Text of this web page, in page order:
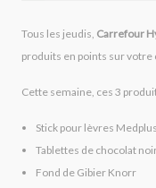
Tous les jeudis, Carrefour
produits en points sur votre
Cette semaine, ces 3
Stick pour lèvres
Tablettes de chocolat
Fond de Gibier Knorr